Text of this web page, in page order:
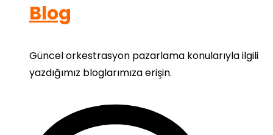
Blog
Güncel orkestrasyon pazarlama konularıyla ilgili
yazdığımız bloglarımıza erişin.